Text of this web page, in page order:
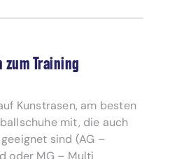
Training
Kunstrasen, am besten
mit, die auch
sind (AG –
oder MG – Multi